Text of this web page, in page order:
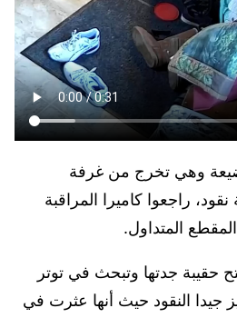
وهي تخرج من غرفة
راجعوا كاميرا المراقبة
المتداول.
حقيبة جدتها وتبحث في توتر
جيدا النقود حيث أنها عثرت في